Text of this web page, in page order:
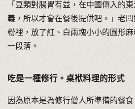
「豆類對腸胃有益，在中國傳入的
義，所以才會在餐後提供吧。」老
粉裡，放了紅、白兩塊小小的圓形
一段落。
吃是一種修行。桌袱料理的形式
因為原本是為修行僧人所準備的餐